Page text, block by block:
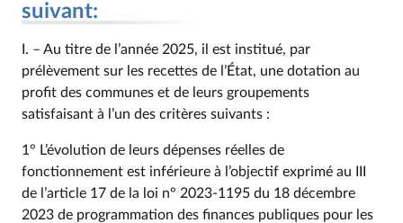
suivant:
I. – Au titre de l’année 2025, il est institué, par
prélèvement sur les recettes de l’État, une dotation au
profit des communes et de leurs groupements
satisfaisant à l’un des critères suivants :
1° L’évolution de leurs dépenses réelles de
fonctionnement est inférieure à l’objectif exprimé au III
de l’article 17 de la loi n° 2023‑1195 du 18 décembre
2023 de programmation des finances publiques pour les